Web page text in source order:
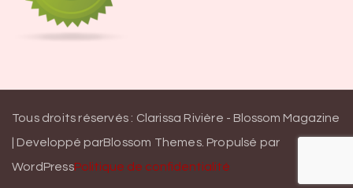
Tous droits réservés : Clarissa Rivière - Blossom Magazine
| Developpé parBlossom Themes. Propulsé par
WordPressPolitique de confidentialité